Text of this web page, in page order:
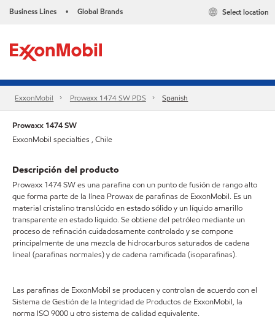
Business Lines • Global Brands Select location
ExxonMobil Prowaxx 1474 SW PDS Spanish
Prowaxx 1474 SW
ExxonMobil specialties , Chile
Descripción del producto
Prowaxx 1474 SW es una parafina con un punto de fusión de rango alto
que forma parte de la línea Prowax de parafinas de ExxonMobil. Es un
material cristalino translúcido en estado sólido y un líquido amarillo
transparente en estado líquido. Se obtiene del petróleo mediante un
proceso de refinación cuidadosamente controlado y se compone
principalmente de una mezcla de hidrocarburos saturados de cadena
lineal (parafinas normales) y de cadena ramificada (isoparafinas).
Las parafinas de ExxonMobil se producen y controlan de acuerdo con el
Sistema de Gestión de la Integridad de Productos de ExxonMobil, la
norma ISO 9000 u otro sistema de calidad equivalente.